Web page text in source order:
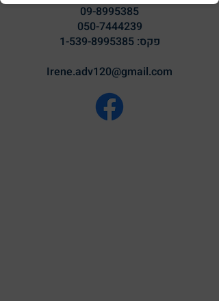
09-8995385
050-7444239
פקס: 1-539-8995385
Irene.adv120@gmail.com